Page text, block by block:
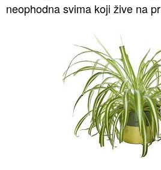
neophodna svima koji žive na